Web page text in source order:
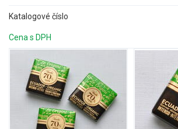
Katalogové číslo
Cena s DPH